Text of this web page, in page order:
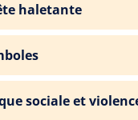
haletante
sociale et